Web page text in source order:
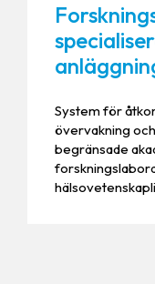
System för
övervakning
begränsade